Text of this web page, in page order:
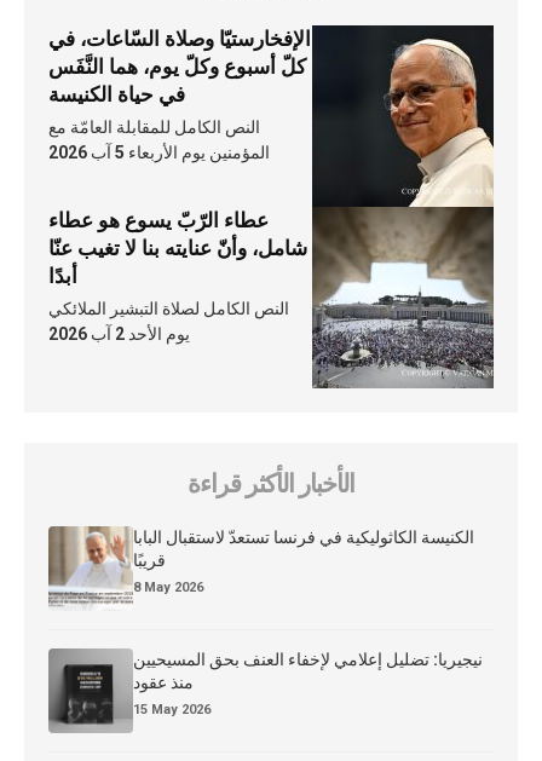
الإفخارستيّا وصلاة السّاعات، في
كلّ أسبوع وكلّ يوم، هما النَّفَس
في حياة الكنيسة
النص الكامل للمقابلة العامّة مع
المؤمنين يوم الأربعاء 5 آب 2026
عطاء الرّبّ يسوع هو عطاء
شامل، وأنّ عنايته بنا لا تغيب عنّا
أبدًا
النص الكامل لصلاة التبشير الملائكي
يوم الأحد 2 آب 2026
الأخبار الأكثر قراءة
الكنيسة الكاثوليكية في فرنسا تستعدّ لاستقبال البابا
قريبًا
8 May 2026
نيجيريا: تضليل إعلامي لإخفاء العنف بحق المسيحيين
منذ عقود
15 May 2026